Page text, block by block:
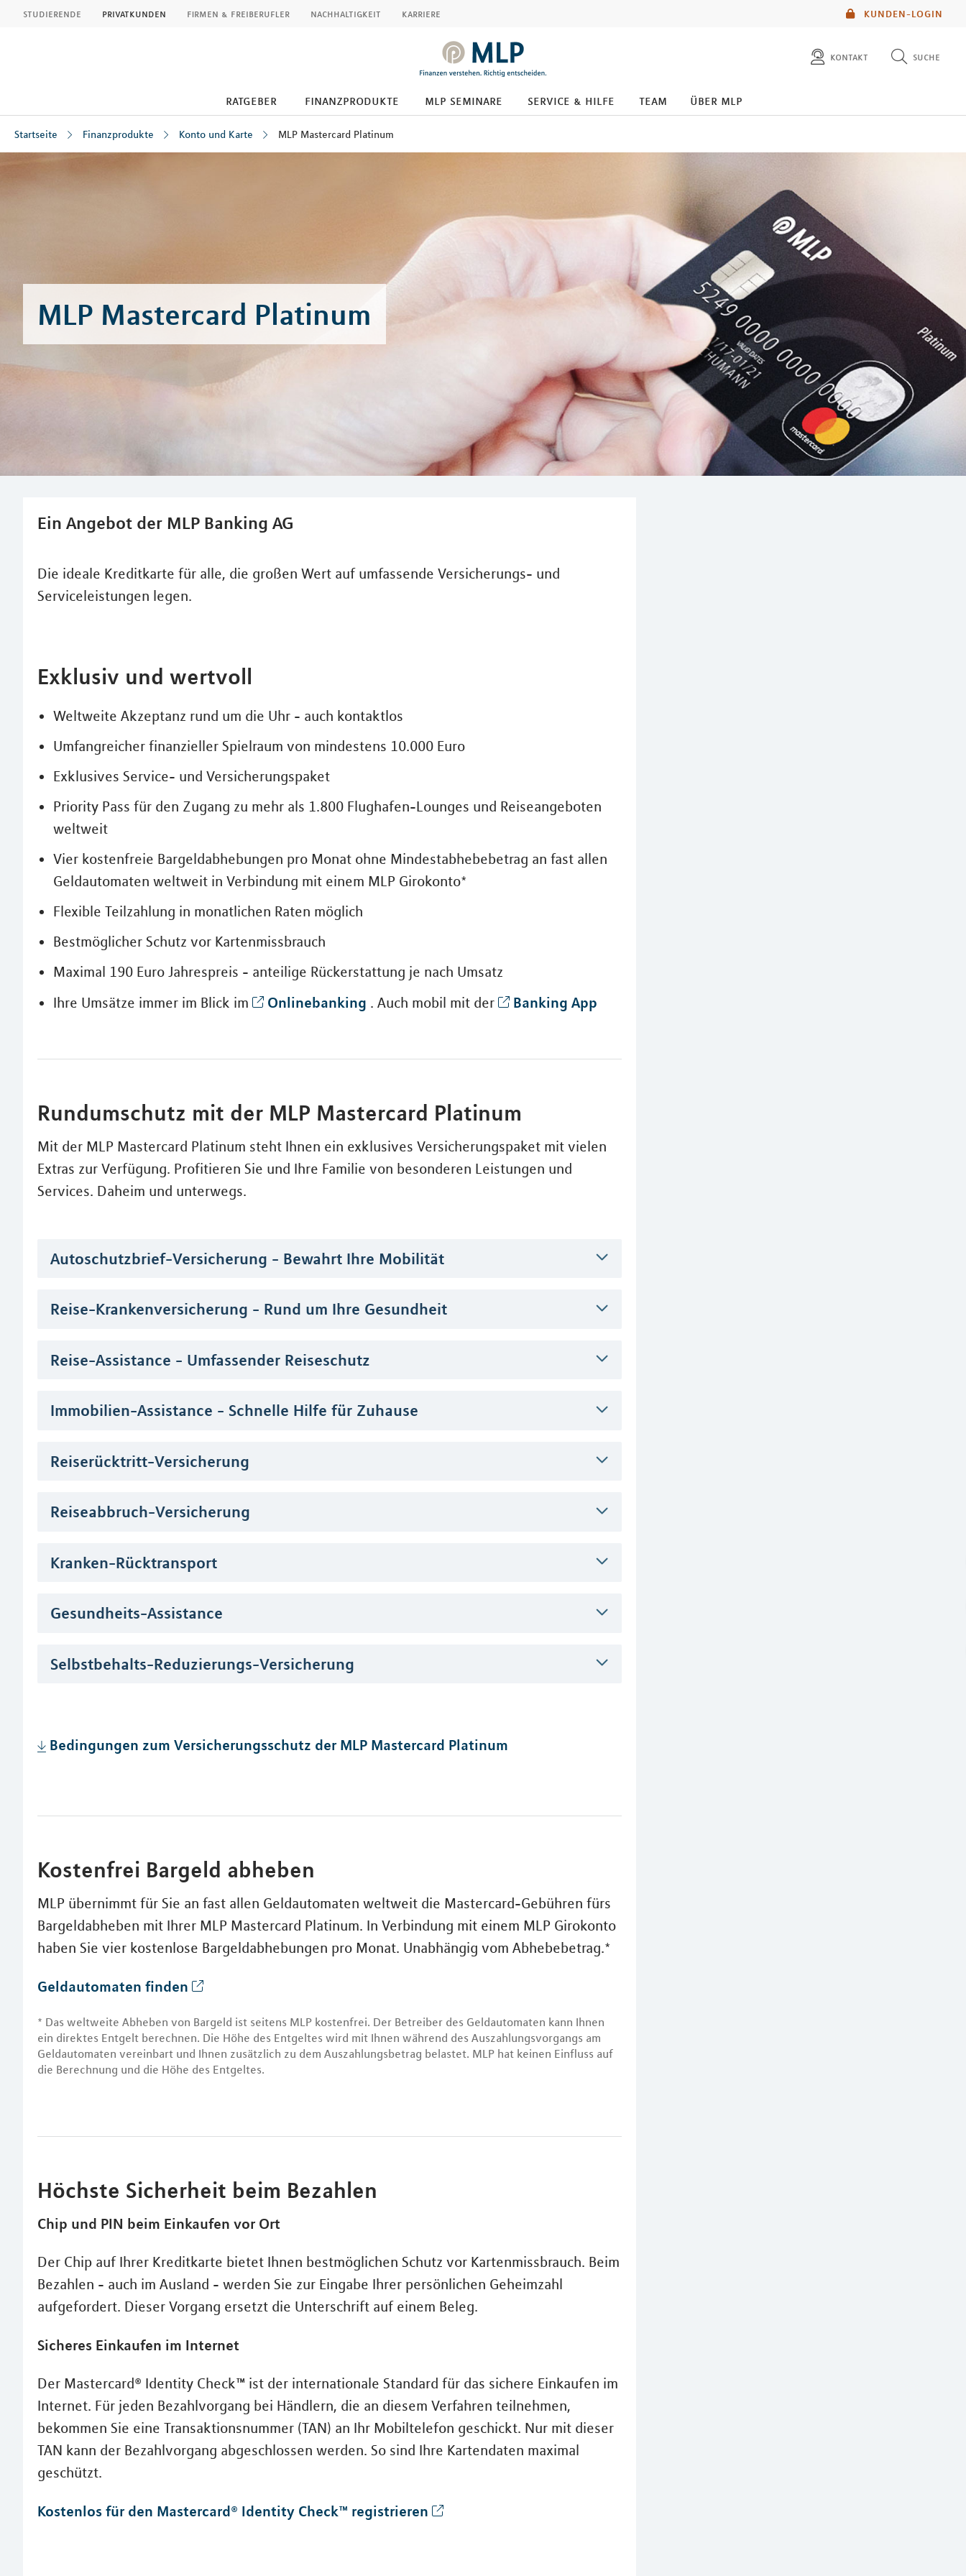
KUNDEN-LOGIN
studierende privatkunden firmen & freiberufler nachhaltigkeit karriere
kontakt suche
ratgeber finanzprodukte mlp seminare service & hilfe team über mlp
Startseite Finanzprodukte Konto und Karte MLP Mastercard Platinum
MLP Mastercard Platinum
Ein Angebot der MLP Banking AG
Die ideale Kreditkarte für alle, die großen Wert auf umfassende Versicherungs- und
Serviceleistungen legen.
Exklusiv und wertvoll
Weltweite Akzeptanz rund um die Uhr - auch kontaktlos
Umfangreicher finanzieller Spielraum von mindestens 10.000 Euro
Exklusives Service- und Versicherungspaket
Priority Pass für den Zugang zu mehr als 1.800 Flughafen-Lounges und Reiseangeboten
weltweit
Vier kostenfreie Bargeldabhebungen pro Monat ohne Mindestabhebebetrag an fast allen
Geldautomaten weltweit in Verbindung mit einem MLP Girokonto*
Flexible Teilzahlung in monatlichen Raten möglich
Bestmöglicher Schutz vor Kartenmissbrauch
Maximal 190 Euro Jahrespreis - anteilige Rückerstattung je nach Umsatz
Ihre Umsätze immer im Blick im
Onlinebanking . Auch mobil mit der Banking App
Rundumschutz mit der MLP Mastercard Platinum
Mit der MLP Mastercard Platinum steht Ihnen ein exklusives Versicherungspaket mit vielen
Extras zur Verfügung. Profitieren Sie und Ihre Familie von besonderen Leistungen und
Services. Daheim und unterwegs.
Autoschutzbrief-Versicherung - Bewahrt Ihre Mobilität
Reise-Krankenversicherung - Rund um Ihre Gesundheit
Reise-Assistance - Umfassender Reiseschutz
Immobilien-Assistance - Schnelle Hilfe für Zuhause
Reiserücktritt-Versicherung
Reiseabbruch-Versicherung
Kranken-Rücktransport
Gesundheits-Assistance
Selbstbehalts-Reduzierungs-Versicherung
Bedingungen zum Versicherungsschutz der MLP Mastercard Platinum
Kostenfrei Bargeld abheben
MLP übernimmt für Sie an fast allen Geldautomaten weltweit die Mastercard-Gebühren fürs
Bargeldabheben mit Ihrer MLP Mastercard Platinum. In Verbindung mit einem MLP Girokonto
haben Sie vier kostenlose Bargeldabhebungen pro Monat. Unabhängig vom Abhebebetrag.*
Geldautomaten finden
* Das weltweite Abheben von Bargeld ist seitens MLP kostenfrei. Der Betreiber des Geldautomaten kann Ihnen
ein direktes Entgelt berechnen. Die Höhe des Entgeltes wird mit Ihnen während des Auszahlungsvorgangs am
Geldautomaten vereinbart und Ihnen zusätzlich zu dem Auszahlungsbetrag belastet. MLP hat keinen Einfluss auf
die Berechnung und die Höhe des Entgeltes.
Höchste Sicherheit beim Bezahlen
Chip und PIN beim Einkaufen vor Ort
Der Chip auf Ihrer Kreditkarte bietet Ihnen bestmöglichen Schutz vor Kartenmissbrauch. Beim
Bezahlen - auch im Ausland - werden Sie zur Eingabe Ihrer persönlichen Geheimzahl
aufgefordert. Dieser Vorgang ersetzt die Unterschrift auf einem Beleg.
Sicheres Einkaufen im Internet
Der Mastercard® Identity Check™ ist der internationale Standard für das sichere Einkaufen im
Internet. Für jeden Bezahlvorgang bei Händlern, die an diesem Verfahren teilnehmen,
bekommen Sie eine Transaktionsnummer (TAN) an Ihr Mobiltelefon geschickt. Nur mit dieser
TAN kann der Bezahlvorgang abgeschlossen werden. So sind Ihre Kartendaten maximal
geschützt.
Kostenlos für den Mastercard® Identity Check™ registrieren